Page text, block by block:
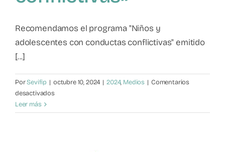
Recomendamos el programa "Niños y
adolescentes con conductas conflictivas" emitido
[...]
PorSevifip | octubre 10, 2024 | 2024, Medios | Comentarios
desactivadosen
abierta
Leer más